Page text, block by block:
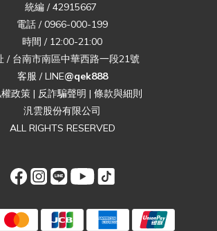
統編 / 42915667
電話 / 0966-000-199
時間 / 12:00-21:00
/ 台南市南區中華西路一段21號
客服 / LINE@qek888
政策 | 反詐騙聲明 | 條款與細則
汎雲股份有限公司
ALL RIGHTS RESERVED